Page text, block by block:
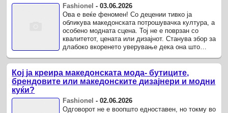
Fashionel -03.06.2026
Ова е веќе феномен! Со децении тивко ја
обликува македонската потрошувачка култура, а
особено модната сцена. Тој не е поврзан со
квалитетот, цената или дизајнот. Станува збор за
длабоко вкоренето уверување дека она што
Кој ја креира македонската мода- бутиците,
брендовите или македонските дизајнери и модни
куќи?
Fashionel -02.06.2026
Одговорот не е воопшто едноставен, но токму во